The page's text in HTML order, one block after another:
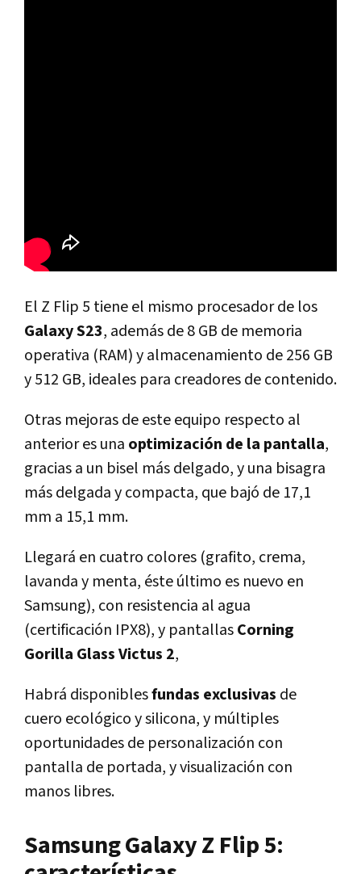
El Z Flip 5 tiene el mismo procesador de los
Galaxy S23, además de 8 GB de memoria
operativa (RAM) y almacenamiento de 256 GB
y 512 GB, ideales para creadores de contenido.
Otras mejoras de este equipo respecto al
anterior es una optimización de la pantalla,
gracias a un bisel más delgado, y una bisagra
más delgada y compacta, que bajó de 17,1
mm a 15,1 mm.
Llegará en cuatro colores (grafito, crema,
lavanda y menta, éste último es nuevo en
Samsung), con resistencia al agua
(certificación IPX8), y pantallasCorning
Gorilla Glass Victus 2,
Habrá disponiblesfundas exclusivas de
cuero ecológico y silicona, y múltiples
oportunidades de personalización con
pantalla de portada, y visualización con
manos libres.
Samsung Galaxy Z Flip 5: